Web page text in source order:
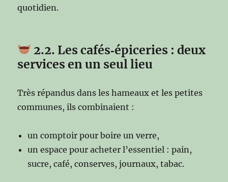
quotidien.
2.2. Les cafés‑épiceries : deux
services en un seul lieu
Très répandus dans les hameaux et les petites
communes, ils combinaient :
un comptoir pour boire un verre,
un espace pour acheter l’essentiel : pain,
sucre, café, conserves, journaux, tabac.